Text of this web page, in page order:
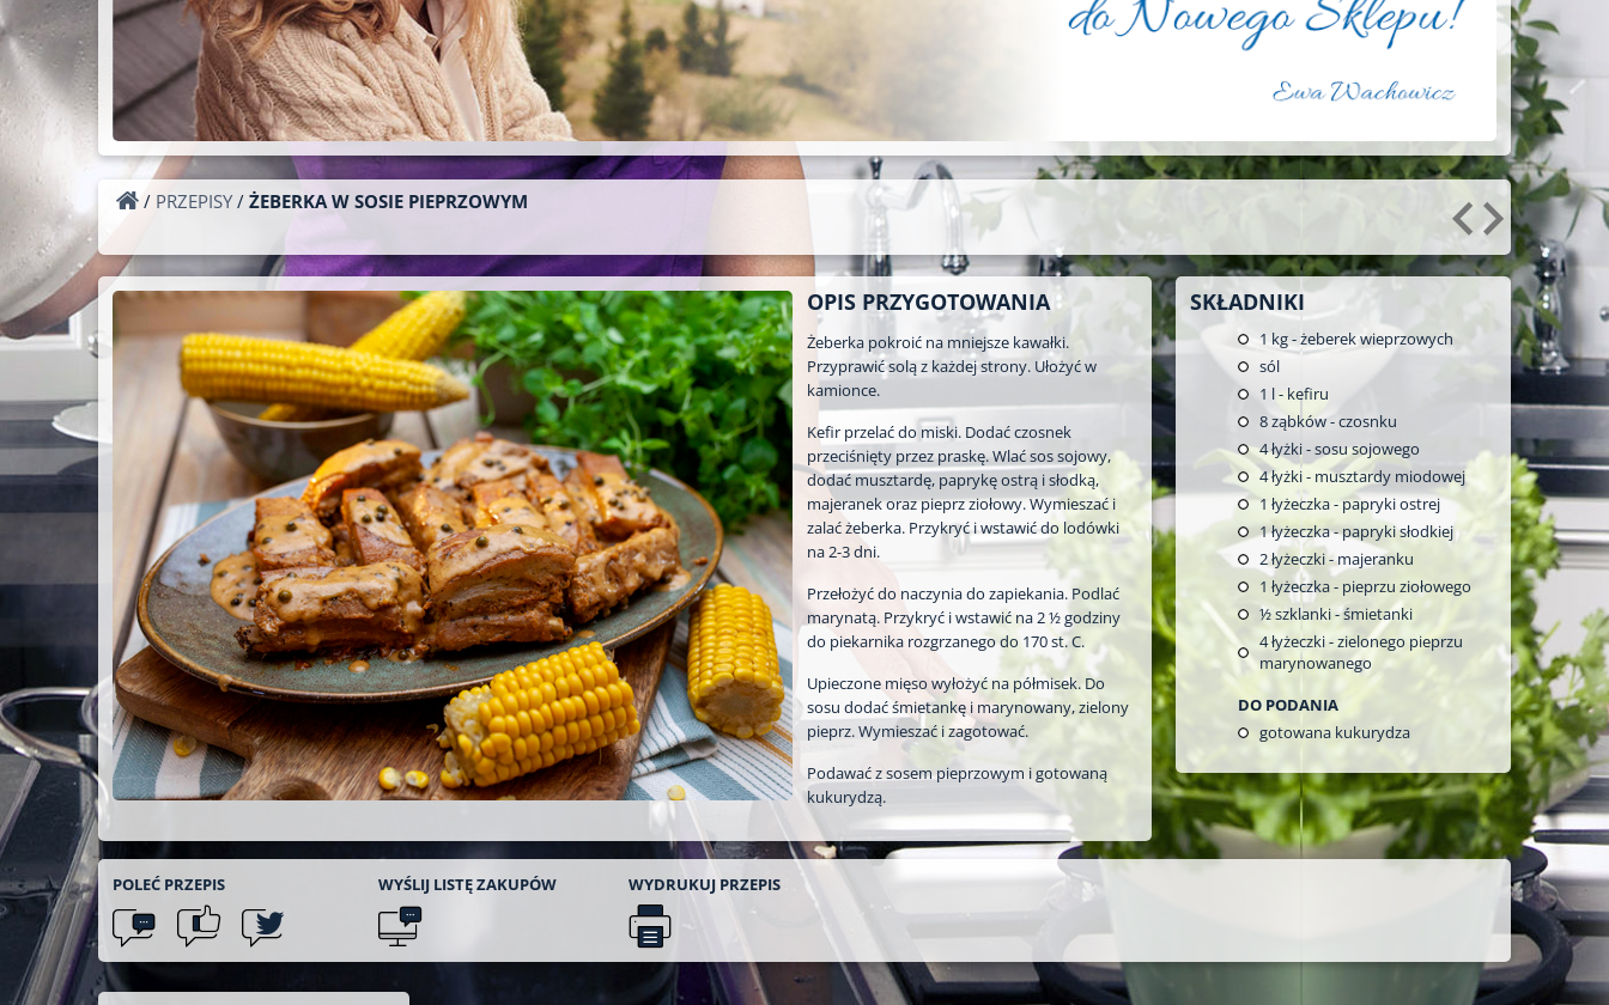
/ PRZEPISY / ŻEBERKA W SOSIE PIEPRZOWYM
OPIS PRZYGOTOWANIA
Żeberka pokroić na mniejsze kawałki.
Przyprawić solą z każdej strony. Ułożyć w
kamionce.
Kefir przelać do miski. Dodać czosnek
przeciśnięty przez praskę. Wlać sos sojowy,
dodać musztardę, paprykę ostrą i słodką,
majeranek oraz pieprz ziołowy. Wymieszać i
zalać żeberka. Przykryć i wstawić do lodówki
na 2-3 dni.
Przełożyć do naczynia do zapiekania. Podlać
marynatą. Przykryć i wstawić na 2 ½ godziny
do piekarnika rozgrzanego do 170 st. C.
Upieczone mięso wyłożyć na półmisek. Do
sosu dodać śmietankę i marynowany, zielony
pieprz. Wymieszać i zagotować.
Podawać z sosem pieprzowym i gotowaną
kukurydzą.
SKŁADNIKI
1 kg - żeberek wieprzowych
sól
1 l - kefiru
8ząbków - czosnku
4łyżki - sosu sojowego
4łyżki - musztardy miodowej
1 łyżeczka - papryki ostrej
1łyżeczka - papryki słodkiej
2łyżeczki - majeranku
1 łyżeczka - pieprzu ziołowego
½szklanki - śmietanki
4łyżeczki - zielonego pieprzu
marynowanego
DO PODANIA
gotowana kukurydza
POLEĆ PRZEPIS WYŚLIJ LISTĘZAKUPÓW WYDRUKUJ PRZEPIS